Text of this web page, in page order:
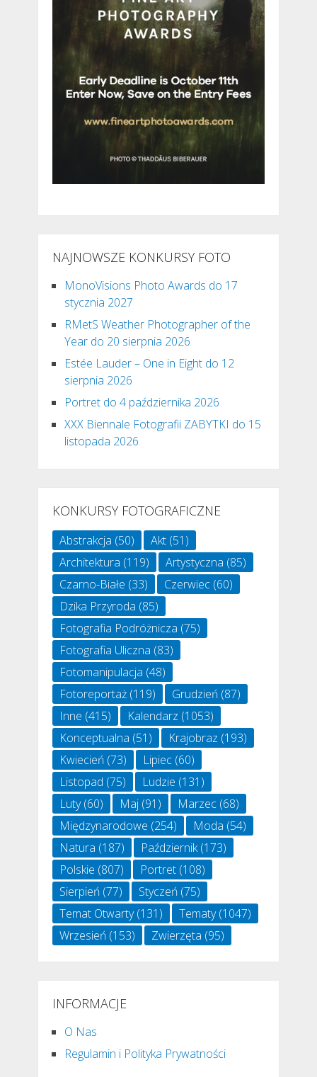
NAJNOWSZE KONKURSY FOTO
MonoVisions Photo Awards do 17
stycznia 2027
RMetS Weather Photographer of the
Year do 20 sierpnia 2026
Estée Lauder – One in Eight do 12
sierpnia 2026
Portret do 4 października 2026
XXX Biennale Fotografii ZABYTKI do 15
listopada 2026
KONKURSY FOTOGRAFICZNE
Abstrakcja (50) Akt(51)
Architektura (119) Artystyczna (85)
Czarno-Białe (33) Czerwiec(60)
Dzika Przyroda (85)
Fotografia Podróżnicza (75)
Fotografia Uliczna (83)
Fotomanipulacja (48)
Fotoreportaż(119) Grudzień(87)
Inne (415) Kalendarz (1053)
Konceptualna (51) Krajobraz (193)
Kwiecień(73) Lipiec(60)
Listopad (75) Ludzie (131)
Luty(60) Maj(91) Marzec(68)
Międzynarodowe (254) Moda (54)
Natura (187) Październik(173)
Polskie (807) Portret(108)
Sierpień(77) Styczeń(75)
Temat Otwarty(131) Tematy(1047)
Wrzesień(153) Zwierzęta (95)
INFORMACJE
O Nas
Regulamin i Polityka Prywatności